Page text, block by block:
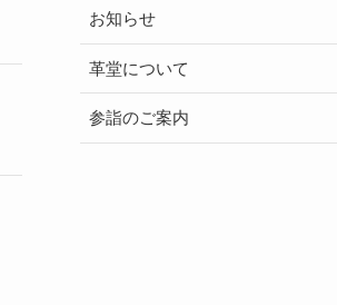
お知らせ
革堂について
参詣のご案内